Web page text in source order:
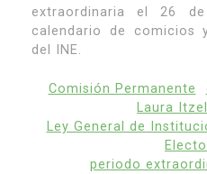
extraordinaria el 26
calendario de comicios
del INE.
Comisión Permanente
Laura
Ley General de
periodo